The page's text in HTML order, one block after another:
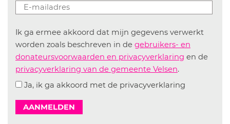
Ik ga ermee akkoord dat mijn gegevens verwerkt
worden zoals beschreven in de gebruikers- en
donateursvoorwaarden en privacyverklaring en de
privacyverklaring van de gemeente Velsen.
Ja, ik ga akkoord met de privacyverklaring
AANMELDEN